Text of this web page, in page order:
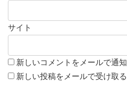
サイト
新しいコメントをメールで通知
新しい投稿をメールで受け取る